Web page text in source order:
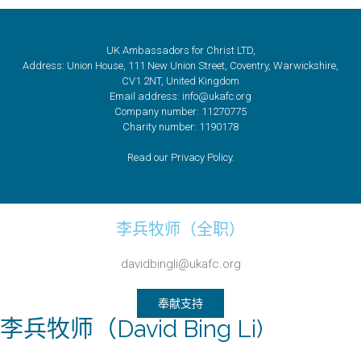
UK Ambassadors for Christ LTD,
Address: Union House, 111 New Union Street, Coventry, Warwickshire,
CV1 2NT, United Kingdom
Email address: info@ukafc.org
Company number: 11270775
Charity number: 1190178
Read our Privacy Policy.
李兵牧师（全职）
davidbingli@ukafc.org
奉献支持
李兵牧师（David Bing Li)